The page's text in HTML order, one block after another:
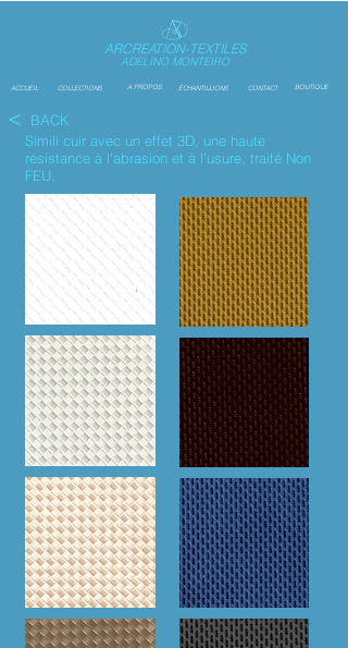
ARCREATION-TEXTILES
ADELINO MONTEIRO
ACCUEIL COLLECTIONS A PROPOS ÉCHANTILLIONS CONTACT BOUTIQUE
<
BACK
Simili cuir avec un effet 3D, une haute
résistance à l'abrasion et à l'usure, traité Non
FEU.